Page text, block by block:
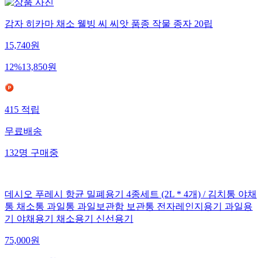
감자 히카마 채소 웰빙 씨 씨앗 품종 작물 종자 20립
15,740원
12%13,850원
415적립
무료배송
132명구매중
데시오 푸레시 항균 밀폐용기 4종세트 (2L * 4개) / 김치통 야채
통 채소통 과일통 과일보관함 보관통 전자레인지용기 과일용
기 야채용기 채소용기 신선용기
75,000원